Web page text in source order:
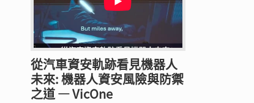
從汽車資安軌跡看見機器人
未來: 機器人資安風險與防禦
之道 — VicOne